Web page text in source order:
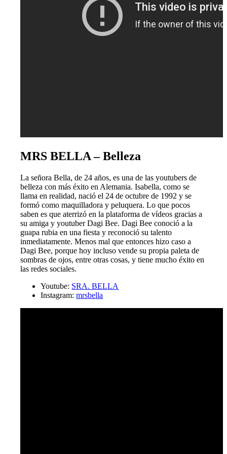
MRS BELLA – Belleza
La señora Bella, de 24 años, es una de las youtubers de
belleza con más éxito en Alemania. Isabella, como se
llama en realidad, nació el 24 de octubre de 1992 y se
formó como maquilladora y peluquera. Lo que pocos
saben es que aterrizó en la plataforma de vídeos gracias a
su amiga y youtuber Dagi Bee. Dagi Bee conoció a la
guapa rubia en una fiesta y reconoció su talento
inmediatamente. Menos mal que entonces hizo caso a
Dagi Bee, porque hoy incluso vende su propia paleta de
sombras de ojos, entre otras cosas, y tiene mucho éxito en
las redes sociales.
Youtube: SRA. BELLA
Instagram:mrsbella